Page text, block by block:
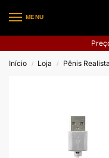
MENU
Início / Loja / Pênis